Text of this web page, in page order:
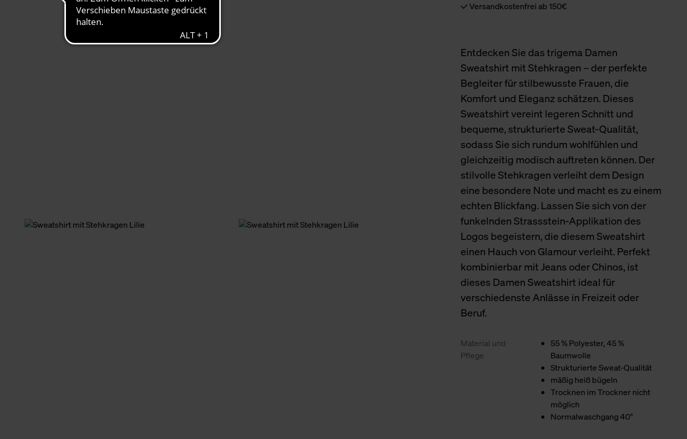
Versandkostenfrei ab 150€
Entdecken Sie das trigema Damen
Sweatshirt mit Stehkragen – der perfekte
Begleiter für stilbewusste Frauen, die
Komfort und Eleganz schätzen. Dieses
Sweatshirt vereint legeren Schnitt und
bequeme, strukturierte Sweat-Qualität,
sodass Sie sich rundum wohlfühlen und
gleichzeitig modisch auftreten können. Der
stilvolle Stehkragen verleiht dem Design
eine besondere Note und macht es zu einem
echten Blickfang. Lassen Sie sich von der
funkelnden Strassstein-Applikation des
Logos begeistern, die diesem Sweatshirt
einen Hauch von Glamour verleiht. Perfekt
kombinierbar mit Jeans oder Chinos, ist
dieses Damen Sweatshirt ideal für
verschiedenste Anlässe in Freizeit oder
Beruf.
Material und
Pflege
55 % Polyester, 45 %
Baumwolle
Strukturierte Sweat-Qualität
mäßig heiß bügeln
Trocknen im Trockner nicht
möglich
Normalwaschgang 40°